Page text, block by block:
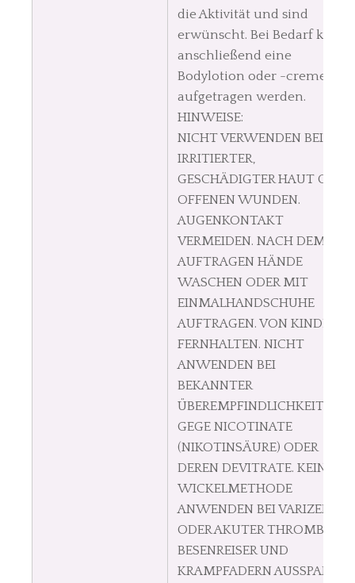
die Aktivität und sind
erwünscht. Bei Bedarf kann
anschließend eine
Bodylotion oder -creme
aufgetragen werden.
HINWEISE:
NICHT VERWENDEN BEI
IRRITIERTER,
GESCHÄDIGTER HAUT ODER
OFFENEN WUNDEN.
AUGENKONTAKT
VERMEIDEN. NACH DEM
AUFTRAGEN HÄNDE
WASCHEN ODER MIT
EINMALHANDSCHUHE
AUFTRAGEN. VON KINDERN
FERNHALTEN. NICHT
ANWENDEN BEI
BEKANNTER
ÜBEREMPFINDLICHKEIT
GEGE NICOTINATE
(NIKOTINSÄURE) ODER
DEREN DEVITRATE. KEINE
WICKELMETHODE
ANWENDEN BEI VARIZEN
ODER AKUTER THROMBOSE.
BESENREISER UND
KRAMPFADERN AUSSPAREN.